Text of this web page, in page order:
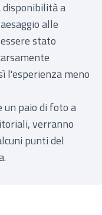
a
alle
stato
l'esperienza meno
paio di foto a
verranno
punti del